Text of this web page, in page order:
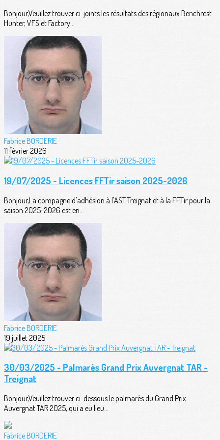
Bonjour,Veuillez trouver ci-joints les résultats des régionaux Benchrest
Hunter, VFS et Factory...
Fabrice BORDERIE
11 février 2026
19/07/2025 - Licences FFTir saison 2025-2026
Bonjour,La compagne d'adhésion à l'AST Treignat et à la FFTir pour la
saison 2025-2026 est en...
Fabrice BORDERIE
19 juillet 2025
30/03/2025 - Palmarès Grand Prix Auvergnat TAR -
Treignat
Bonjour,Veuillez trouver ci-dessous le palmarès du Grand Prix
Auvergnat TAR 2025, qui a eu lieu...
Fabrice BORDERIE